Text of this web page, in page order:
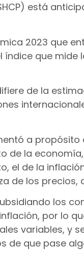
está
2023 que
índice que mide
de la
a propósito
de la
el de la
de los precios,
los
por lo
variables, y
de que pase